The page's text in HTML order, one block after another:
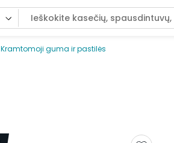
Kramtomoji guma ir pastilės